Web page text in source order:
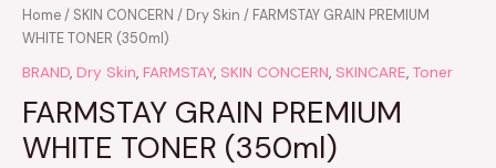
Home/ SKIN CONCERN / Dry Skin / FARMSTAY GRAIN PREMIUM
WHITE TONER (350ml)
BRAND, Dry Skin, FARMSTAY, SKIN CONCERN, SKINCARE, Toner
FARMSTAY GRAIN PREMIUM
WHITE TONER (350ml)